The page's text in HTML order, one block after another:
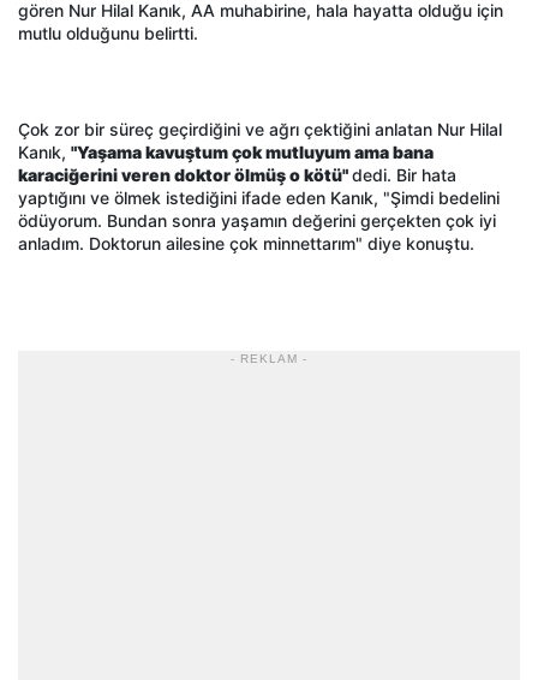
gören Nur Hilal Kanık, AA muhabirine, hala hayatta olduğu için
mutlu olduğunu belirtti.
Çok zor bir süreç geçirdiğini ve ağrı çektiğini anlatan Nur Hilal
Kanık, "Yaşama kavuştum çok mutluyum ama bana
karaciğerini veren doktor ölmüş o kötü"dedi. Bir hata
yaptığını ve ölmek istediğini ifade eden Kanık, "Şimdi bedelini
ödüyorum. Bundan sonra yaşamın değerini gerçekten çok iyi
anladım. Doktorun ailesine çok minnettarım" diye konuştu.
- REKLAM -